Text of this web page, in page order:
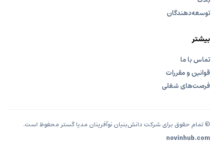
توسعه‌دهندگان
بیشتر
تماس با ما
قوانین و مقررات
فرصت‌های شغلی
© تمام حقوق برای شرکت دانش‌بنیان نوآفرینان مدیا گستر محفوظ است.
novinhub.com